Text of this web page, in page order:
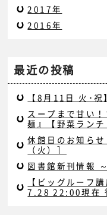
2017年
2016年
最近の投稿
【8月11日 火･
スープまで甘い
麺』【野菜ラン
休館日のお知ら
（火）］
図書館新刊情報
【ビッグルーフ
7.28 22:00現在